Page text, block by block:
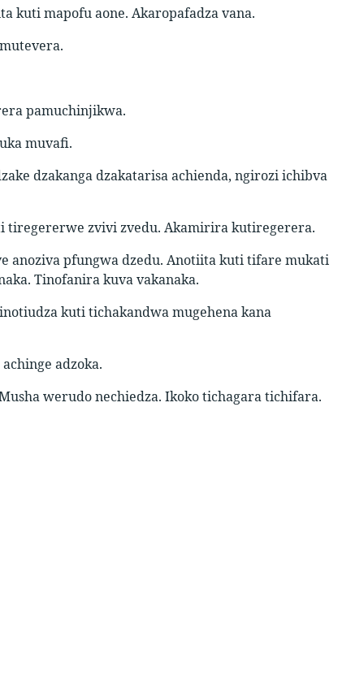
kuti mapofu aone. Akaropafadza vana.
pamuchinjikwa.
muvafi.
dzakanga dzakatarisa achienda, ngirozi ichibva
tiregererwe zvivi zvedu. Akamirira kutiregerera.
anoziva pfungwa dzedu. Anotiita kuti tifare mukati
Tinofanira kuva vakanaka.
kuti tichakandwa mugehena kana
adzoka.
werudo nechiedza. Ikoko tichagara tichifara.